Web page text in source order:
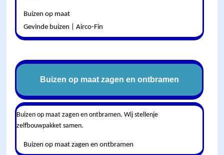
Buizen op maat
Gevinde buizen | Airco-Fin
Buizen op maat zagen en ontbramen
Buizen op maat zagen en ontbramen. Wij stellenje
zelfbouwpakket samen.
Buizen op maat zagen en ontbramen